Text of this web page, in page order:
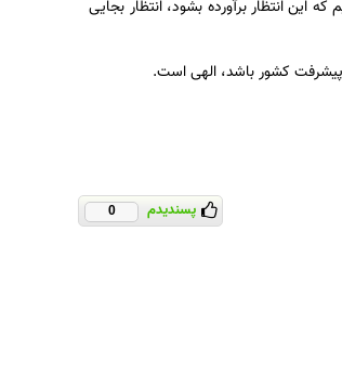
انتظار برآورده بشود، انتظار بجایی
پیشرفت کشور باشد، الهی است.
پسندیدم 0